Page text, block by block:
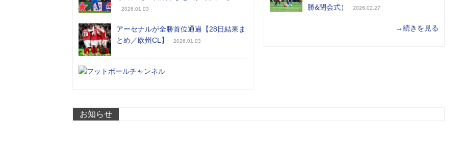
2026.01.03
アーセナルが全勝首位通過【28日結果ま
とめ／欧州CL】
2026.01.03
勝&閉会式）
2026.02.27
→続きを見る
お知らせ